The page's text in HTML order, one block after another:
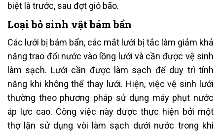
biệt là trước, sau đợt gió bão.
Loại bỏ sinh vật bám bẩn
Các lưới bị bám bẩn, các mắt lưới bị tắc làm giảm khả
năng trao đổi nước vào lồng lưới và cần được vệ sinh
làm sạch. Lưới cần được làm sạch để duy trì tính
năng khi không thể thay lưới. Hiện, việc vệ sinh lưới
thường theo phương pháp sử dụng máy phụt nước
áp lực cao. Công việc này được thực hiện bởi một
thợ lặn sử dụng vòi làm sạch dưới nước trong khi